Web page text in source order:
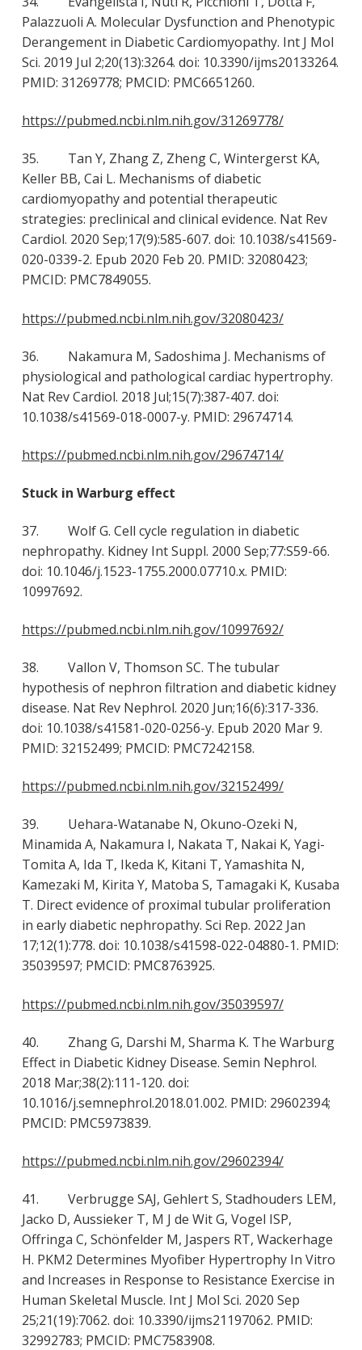
Palazzuoli A. Molecular Dysfunction and Phenotypic
Derangement in Diabetic Cardiomyopathy. Int J Mol
Sci. 2019 Jul 2;20(13):3264. doi: 10.3390/ijms20133264.
PMID: 31269778; PMCID: PMC6651260.
https://pubmed.ncbi.nlm.nih.gov/31269778/
35. Tan Y, Zhang Z, Zheng C, Wintergerst KA,
Keller BB, Cai L. Mechanisms of diabetic
cardiomyopathy and potential therapeutic
strategies: preclinical and clinical evidence. Nat Rev
Cardiol. 2020 Sep;17(9):585-607. doi: 10.1038/s41569-
020-0339-2. Epub 2020 Feb 20. PMID: 32080423;
PMCID: PMC7849055.
https://pubmed.ncbi.nlm.nih.gov/32080423/
36. Nakamura M, Sadoshima J. Mechanisms of
physiological and pathological cardiac hypertrophy.
Nat Rev Cardiol. 2018 Jul;15(7):387-407. doi:
10.1038/s41569-018-0007-y. PMID: 29674714.
https://pubmed.ncbi.nlm.nih.gov/29674714/
Stuck in Warburg effect
37. Wolf G. Cell cycle regulation in diabetic
nephropathy. Kidney Int Suppl. 2000 Sep;77:S59-66.
doi: 10.1046/j.1523-1755.2000.07710.x. PMID:
10997692.
https://pubmed.ncbi.nlm.nih.gov/10997692/
38. Vallon V, Thomson SC. The tubular
hypothesis of nephron filtration and diabetic kidney
disease. Nat Rev Nephrol. 2020 Jun;16(6):317-336.
doi: 10.1038/s41581-020-0256-y. Epub 2020 Mar 9.
PMID: 32152499; PMCID: PMC7242158.
https://pubmed.ncbi.nlm.nih.gov/32152499/
39. Uehara-Watanabe N, Okuno-Ozeki N,
Minamida A, Nakamura I, Nakata T, Nakai K, Yagi-
Tomita A, Ida T, Ikeda K, Kitani T, Yamashita N,
Kamezaki M, Kirita Y, Matoba S, Tamagaki K, Kusaba
T. Direct evidence of proximal tubular proliferation
in early diabetic nephropathy. Sci Rep. 2022 Jan
17;12(1):778. doi: 10.1038/s41598-022-04880-1. PMID:
35039597; PMCID: PMC8763925.
https://pubmed.ncbi.nlm.nih.gov/35039597/
40. Zhang G, Darshi M, Sharma K. The Warburg
Effect in Diabetic Kidney Disease. Semin Nephrol.
2018 Mar;38(2):111-120. doi:
10.1016/j.semnephrol.2018.01.002. PMID: 29602394;
PMCID: PMC5973839.
https://pubmed.ncbi.nlm.nih.gov/29602394/
41. Verbrugge SAJ, Gehlert S, Stadhouders LEM,
Jacko D, Aussieker T, M J de Wit G, Vogel ISP,
Offringa C, Schönfelder M, Jaspers RT, Wackerhage
H. PKM2 Determines Myofiber Hypertrophy In Vitro
and Increases in Response to Resistance Exercise in
Human Skeletal Muscle. Int J Mol Sci. 2020 Sep
25;21(19):7062. doi: 10.3390/ijms21197062. PMID:
32992783; PMCID: PMC7583908.